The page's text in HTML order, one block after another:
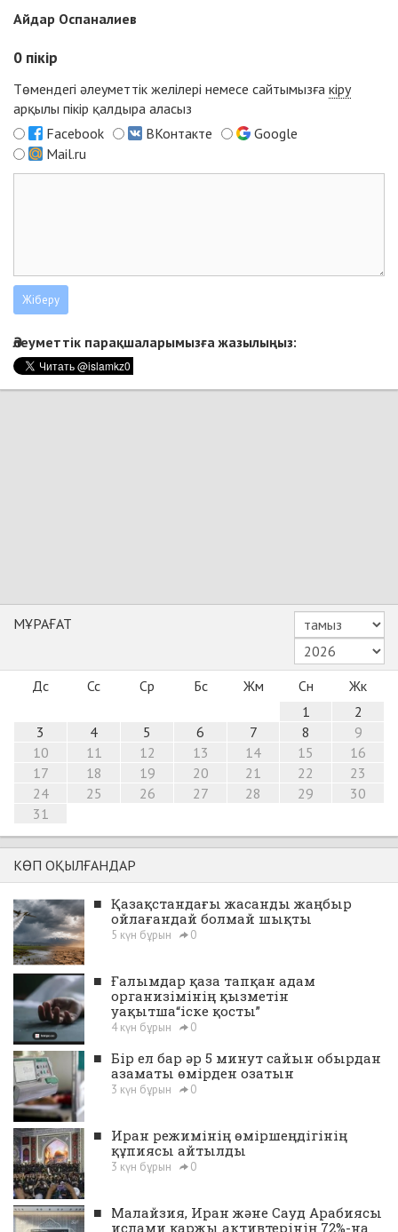
Айдар Оспаналиев
0 пікір
Төмендегі әлеуметтік желілері немесе сайтымызға кіру
арқылы пікір қалдыра аласыз
Facebook
ВКонтакте
Google
Mail.ru
Әлеуметтік парақшаларымызға жазылыңыз:
МҰРАҒАТ
Дс Сс Ср Бс Жм Сн
Жк
1
2
3
4 5 6 7 8
9
10
11 12 13 14 15
16
17
18 19 20 21 22
23
24
25 26 27 28 29
30
31
КӨП ОҚЫЛҒАНДАР
■ Қазақстандағы жасанды жаңбыр
ойлағандай болмай шықты
5 күн бұрын 0
■ Ғалымдар қаза тапқан адам
организімінің қызметін
уақытша“іске қосты”
4 күн бұрын 0
■ Бір ел бар әр 5 минут сайын обырдан
азаматы өмірден озатын
3 күн бұрын 0
■ Иран режимінің өміршеңдігінің
құпиясы айтылды
3 күн бұрын 0
■ Малайзия, Иран және Сауд Арабиясы
ислами қаржы активтерінің 72%-на